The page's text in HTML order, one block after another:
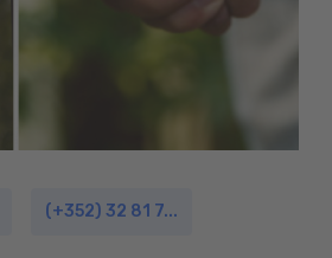
(+352) 32 81 7...